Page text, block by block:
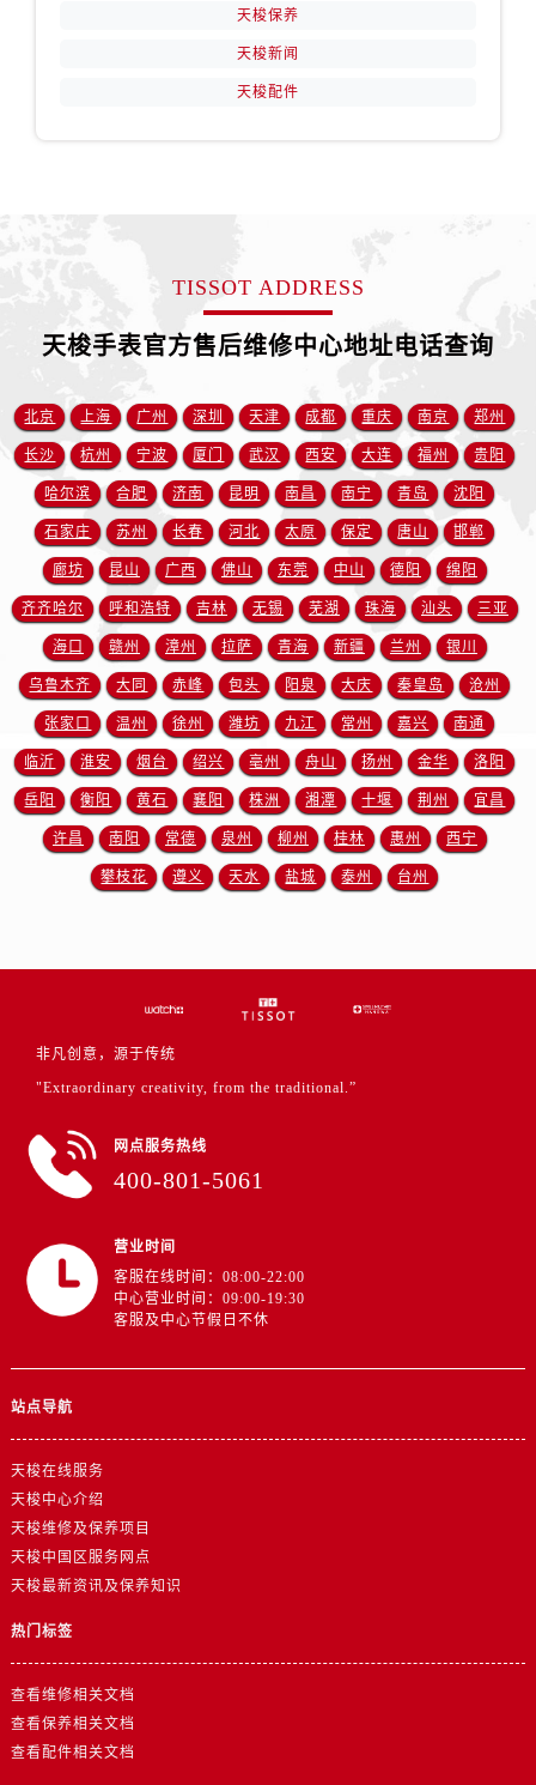
山东省日照市东港区烟台路售后服务中心（需提前预约）
山东省威海市环翠区新威海路89号振华商厦一楼名表维修售后服务中心（需提前预约）
山东省潍坊市奎文区东风东街售后服务中心（需提前预约）
山东省枣庄市滕州市北辛路与善国路交叉口售后服务中心（需提前预约）
山东省淄博市张店区金晶大道售后服务中心（需提前预约）
上海市黄浦区南京东路299号宏伊国际广场写字楼8层806室售后服务中心（需提前预约）
上海市徐汇区虹桥路3号港汇中心2座37层3705室售后服务中心（需提前预约）
浙江省杭州市上城区钱江路1366号华润大厦A座5层503-5室售后服务中心（需提前预约）
浙江省湖州市吴兴区劳动路售后服务中心（需提前预约）
浙江省嘉兴市南湖区广益路705号嘉兴世界贸易中心A座13层1304室售后服务中心（需提前预约）
浙江省金华市金东区东市南街777号金华万达广场4号楼22楼2209室售后服务中心（需提前预约）
浙江省丽水市莲都区解放街售后服务中心（需提前预约）
浙江省宁波市江北区大闸南路500号来福士广场办公楼20层2009室售后服务中心（需提前预约）
浙江省衢州市柯城区上街售后服务中心（需提前预约）
浙江省绍兴市越城区胜利东路379号世茂天际中心写字楼8层805室售后服务中心（需提前预约）
广东省深圳市罗湖区深南东路5001号华润大厦17层1701室售后服务中心（需提前预约）
天梭保养
天梭新闻
天梭配件
TISSOT ADDRESS
天梭手表官方售后维修中心地址电话查询
北京 上海 广州 深圳 天津 成都 重庆 南京 郑州
长沙 杭州 宁波 厦门 武汉 西安 大连 福州 贵阳
哈尔滨 合肥 济南 昆明 南昌 南宁 青岛 沈阳
石家庄 苏州 长春 河北 太原 保定 唐山 邯郸
廊坊 昆山 广西 佛山 东莞 中山 德阳 绵阳
齐齐哈尔 呼和浩特 吉林 无锡 芜湖 珠海 汕头 三亚
海口 赣州 漳州 拉萨 青海 新疆 兰州 银川
乌鲁木齐 大同 赤峰 包头 阳泉 大庆 秦皇岛 沧州
张家口 温州 徐州 潍坊 九江 常州 嘉兴 南通
临沂 淮安 烟台 绍兴 亳州 舟山 扬州 金华 洛阳
岳阳 衡阳 黄石 襄阳 株洲 湘潭 十堰 荆州 宜昌
许昌 南阳 常德 泉州 柳州 桂林 惠州 西宁
攀枝花 遵义 天水 盐城 泰州 台州
非凡创意，源于传统
"Extraordinary creativity, from the traditional.”
网点服务热线
400-801-5061
营业时间
客服在线时间：08:00-22:00
中心营业时间：09:00-19:30
客服及中心节假日不休
站点导航
天梭在线服务
天梭中心介绍
天梭维修及保养项目
天梭中国区服务网点
天梭最新资讯及保养知识
热门标签
查看维修相关文档
查看保养相关文档
查看配件相关文档